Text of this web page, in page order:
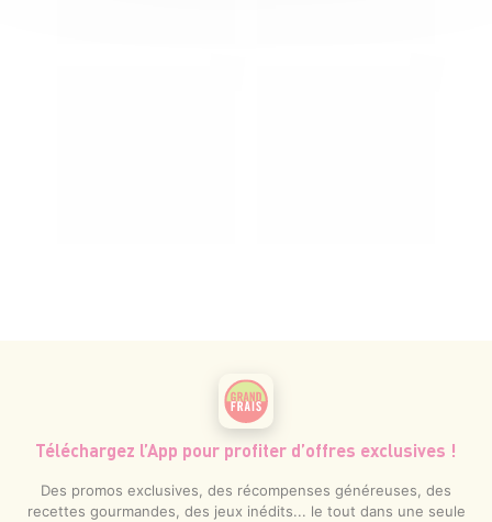
Téléchargez l’App pour profiter d’offres exclusives !
Des promos exclusives, des récompenses généreuses, des
recettes gourmandes, des jeux inédits... le tout dans une seule